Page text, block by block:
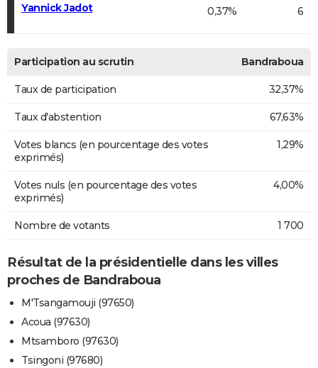
Yannick Jadot 0,37% 6
Participation au scrutin Bandraboua
Taux de participation 32,37%
Taux d'abstention 67,63%
Votes blancs (en pourcentage des votes
exprimés)
1,29%
Votes nuls (en pourcentage des votes
exprimés)
4,00%
Nombre de votants 1 700
Résultat de la présidentielle dans les villes
proches de Bandraboua
M'Tsangamouji (97650)
Acoua (97630)
Mtsamboro (97630)
Tsingoni (97680)